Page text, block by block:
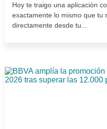
Hoy te traigo una aplicación
exactamente lo mismo que tu
directamente desde tu...